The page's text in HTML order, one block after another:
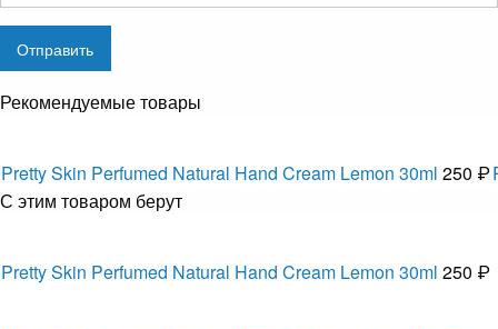
Рекомендуемые товары
Pretty Skin Perfumed Natural Hand Cream Lemon 30ml 250 ₽
С этим товаром берут
Pretty Skin Perfumed Natural Hand Cream Lemon 30ml 250 ₽